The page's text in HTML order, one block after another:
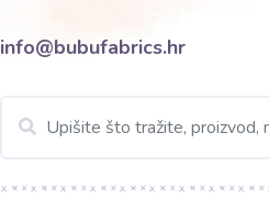
info@bubufabrics.hr